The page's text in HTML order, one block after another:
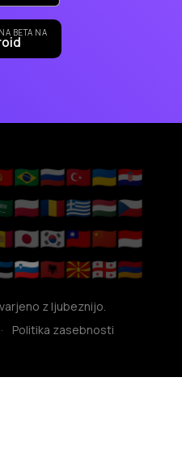
BETA NA
🇧🇷🇷🇺🇹🇷🇺🇦🇭🇷
🇵🇱🇷🇴🇬🇷🇭🇺🇨🇿
🇯🇵🇰🇷🇹🇼🇨🇳🇮🇩
🇸🇮🇦🇱🇲🇰🇬🇪🇦🇲
z ljubeznijo.
· Politika zasebnosti